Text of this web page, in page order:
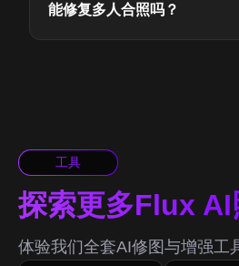
能修复多人合照吗？
工具
探索更多Flux AI
体验我们全套AI修图与增强工